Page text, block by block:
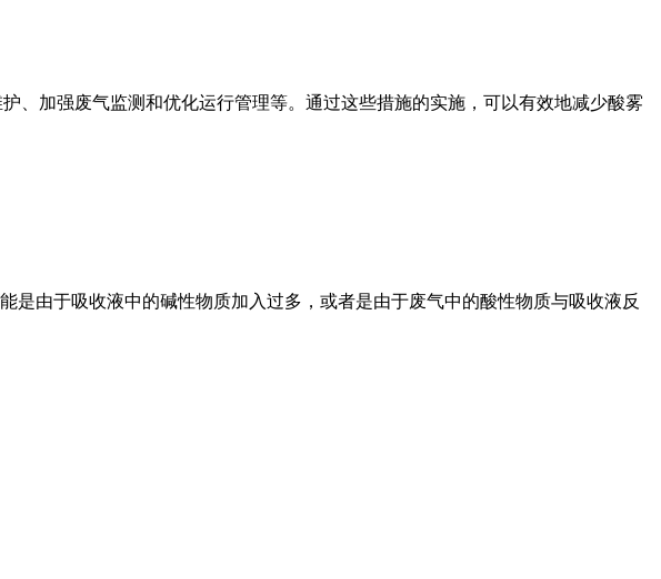
、加强废气监测和优化运行管理等。通过这些措施的实施，可以有效地减少酸雾
由于吸收液中的碱性物质加入过多，或者是由于废气中的酸性物质与吸收液反